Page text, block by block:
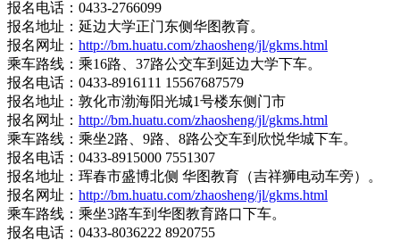
报名电话：0433-2766099
报名地址：延边大学正门东侧华图教育。
报名网址： http://bm.huatu.com/zhaosheng/jl/gkms.html
乘车路线：乘16路、37路公交车到延边大学下车。
报名电话：0433-8916111 15567687579
报名地址：敦化市渤海阳光城1号楼东侧门市
报名网址： http://bm.huatu.com/zhaosheng/jl/gkms.html
乘车路线：乘坐2路、9路、8路公交车到欣悦华城下车。
报名电话：0433-8915000 7551307
报名地址：珲春市盛博北侧 华图教育（吉祥狮电动车旁）。
报名网址： http://bm.huatu.com/zhaosheng/jl/gkms.html
乘车路线：乘坐3路车到华图教育路口下车。
报名电话：0433-8036222 8920755